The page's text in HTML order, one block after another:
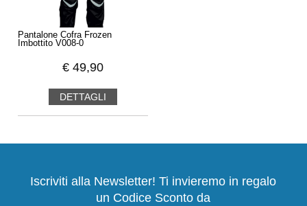
Pantalone Cofra Frozen
Imbottito V008-0
€ 49,90
DETTAGLI
Iscriviti alla Newsletter! Ti invieremo in regalo
un Codice Sconto da